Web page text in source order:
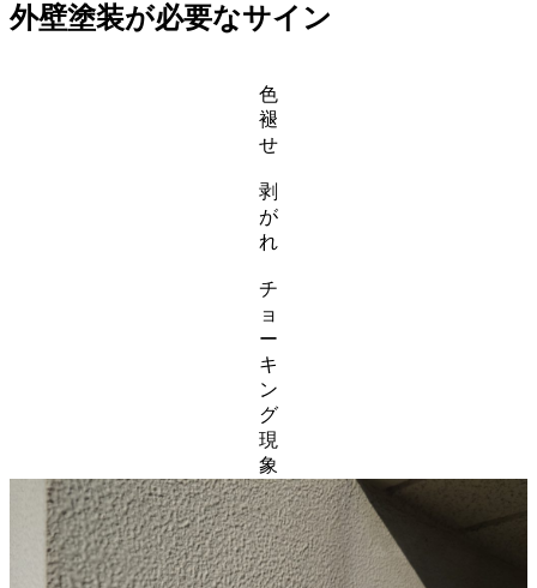
外壁塗装が必要なサイン
色
褪
せ
剥
が
れ
チ
ョ
ー
キ
ン
グ
現
象